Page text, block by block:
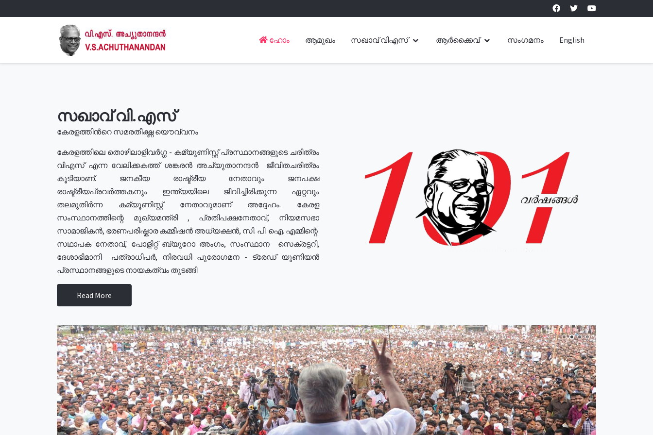
ഹോം ആമുഖം സഖാവ് വിഎസ് ആർക്കൈവ് സംഗമനം English
സഖാവ് വി.എസ്
കേരളത്തിൻറെ സമരതീക്ഷ്ണ യൌവ്വനം
കേരളത്തിലെ തൊഴിലാളിവർഗ്ഗ - കമ്യൂണിസ്റ്റ് പ്രസ്ഥാനങ്ങളുടെ ചരിത്രം
വിഎസ് എന്ന വേലിക്കകത്ത് ശങ്കരൻ അച്യുതാനന്ദൻ ജീവിതചരിത്രം
കൂടിയാണ്. ജനകീയ രാഷ്ട്രീയ നേതാവും ജനപക്ഷ
രാഷ്ട്രീയപ്രവർത്തകനും ഇന്ത്യയിലെ ജീവിച്ചിരിക്കുന്ന ഏറ്റവും
തലമുതിർന്ന കമ്യൂണിസ്റ്റ് നേതാവുമാണ് അദ്ദേഹം. കേരള
സംസ്ഥാനത്തിന്റെ മുഖ്യമന്ത്രി , പ്രതിപക്ഷനേതാവ്, നിയമസഭാ
സാമാജികൻ, ഭരണപരിഷ്കാര കമ്മീഷൻ അധ്യക്ഷൻ, സി. പി. ഐ. എമ്മിന്റെ
സഥാപക നേതാവ്, പോളിറ്റ് ബ്യുറോ അംഗം, സംസ്ഥാന സെക്രട്ടറി,
ദേശാഭിമാനി പത്രാധിപർ, നിരവധി പുരോഗമന - ട്രേഡ് യൂണിയൻ
പ്രസ്ഥാനങ്ങളുടെ നായകത്വം തുടങ്ങി
Read More